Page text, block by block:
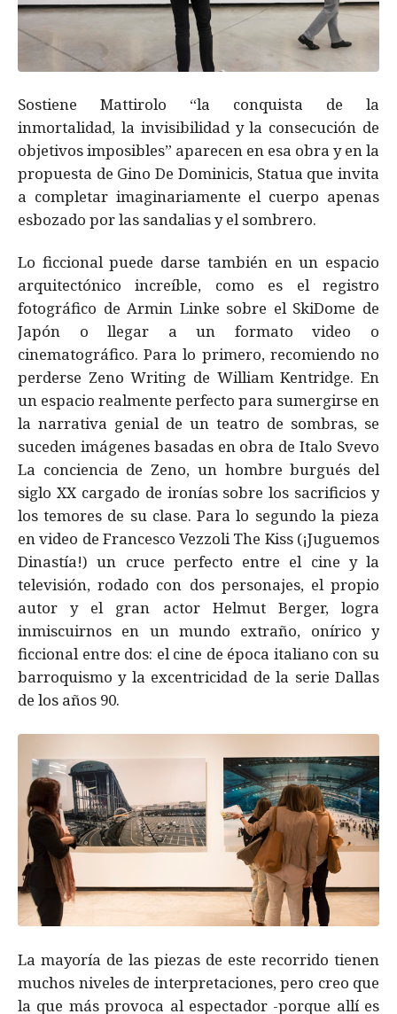
Sostiene Mattirolo “la conquista de la
inmortalidad, la invisibilidad y la consecución de
objetivos imposibles” aparecen en esa obra y en la
propuesta de Gino De Dominicis, Statua que invita
a completar imaginariamente el cuerpo apenas
esbozado por las sandalias y el sombrero.
Lo ficcional puede darse también en un espacio
arquitectónico increíble, como es el registro
fotográfico de Armin Linke sobre el SkiDome de
Japón o llegar a un formato video o
cinematográfico. Para lo primero, recomiendo no
perderse Zeno Writing de William Kentridge. En
un espacio realmente perfecto para sumergirse en
la narrativa genial de un teatro de sombras, se
suceden imágenes basadas en obra de Italo Svevo
La conciencia de Zeno, un hombre burgués del
siglo XX cargado de ironías sobre los sacrificios y
los temores de su clase. Para lo segundo la pieza
en video de Francesco Vezzoli The Kiss (¡Juguemos
Dinastía!) un cruce perfecto entre el cine y la
televisión, rodado con dos personajes, el propio
autor y el gran actor Helmut Berger, logra
inmiscuirnos en un mundo extraño, onírico y
ficcional entre dos: el cine de época italiano con su
barroquismo y la excentricidad de la serie Dallas
de los años 90.
La mayoría de las piezas de este recorrido tienen
muchos niveles de interpretaciones, pero creo que
la que más provoca al espectador -porque allí es